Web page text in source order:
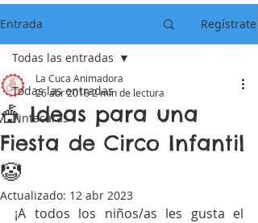
Entrada Regístrate
Todas las entradas
Pintacaras
Todas las entradas
🎪 Ideas para una
Fiesta de Circo Infantil
🤡
La Cuca Animadora
26 abr 20182 min de lectura
Actualizado: 12 abr 2023
¡A todos los niños/as les gusta el